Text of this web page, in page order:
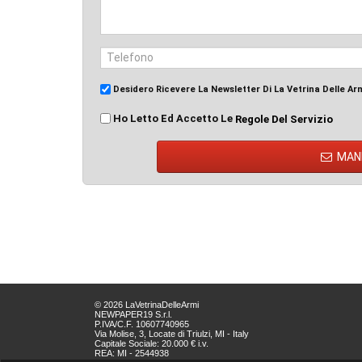
Desidero Ricevere La Newsletter Di La Vetrina Delle
Ho Letto Ed Accetto Le Regole Del Servizio
© 2026 LaVetrinaDelleArmi
NEWPAPER19 S.r.l.
P.IVA/C.F. 10607740965
Via Molise, 3, Locate di Triulzi, MI - Italy
Capitale Sociale: 20.000 € i.v.
REA: MI - 2544938